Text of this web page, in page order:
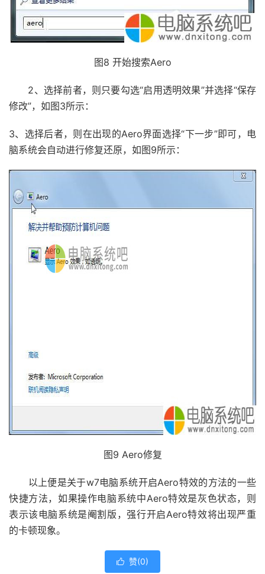
图8 开始搜索Aero
2、选择前者，则只要勾选“启用透明效果”并选择“保存
修改”，如图3所示：
3、选择后者，则在出现的Aero界面选择“下一步”即可，电
脑系统会自动进行修复还原，如图9所示：
图9 Aero修复
以上便是关于w7电脑系统开启Aero特效的方法的一些
快捷方法，如果操作电脑系统中Aero特效是灰色状态，则
表示该电脑系统是阉割版，强行开启Aero特效将出现严重
的卡顿现象。
 赞(0)